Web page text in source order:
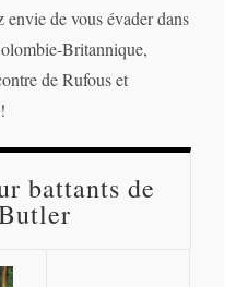
envie de vous évader dans
Britannique,
de Rufous et
battants de